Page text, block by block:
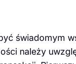
świadomym
należy